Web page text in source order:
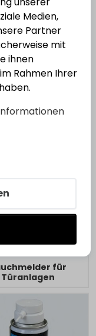
für
Türanlagen
Medien,
Partner
mit
ihnen
Rahmen Ihrer